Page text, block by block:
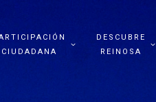
CIUDADANA
DESCUBRE
REINOSA